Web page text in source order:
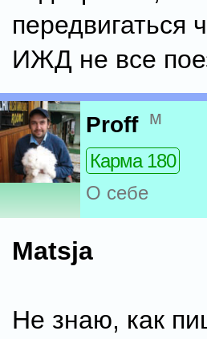
передвигаться
ИЖД не все
Proff м
Карма 180
О себе
Matsja
Не знаю, как